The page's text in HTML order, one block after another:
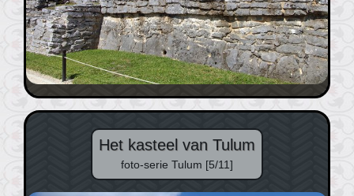
Het kasteel van Tulum
foto-serie Tulum [5/11]